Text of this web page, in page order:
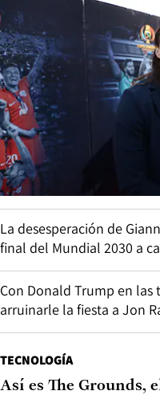
La desesperación de
final del Mundial 2030 a
Con Donald Trump en
arruinarle la fiesta a Jon
TECNOLOGÍA
Así es The Grounds,